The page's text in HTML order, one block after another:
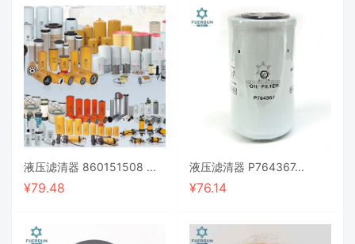
液压滤清器 860151508 ...
¥79.48
液压滤清器 P764367...
¥76.14